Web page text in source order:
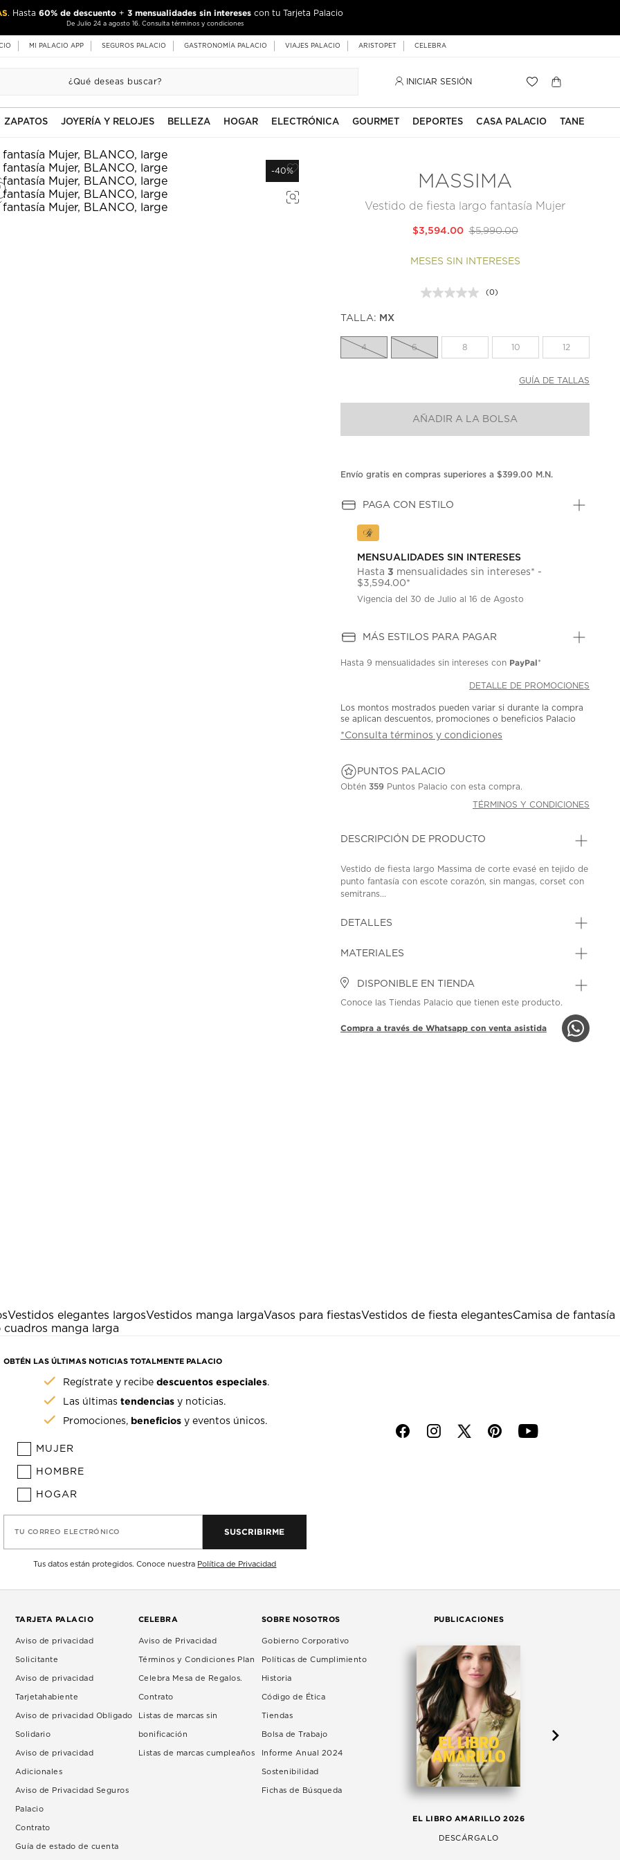
. Hasta 60% de descuento + 3 mensualidades sin intereses con tu Tarjeta Palacio
De Julio 24 a agosto 16. Consulta términos y condiciones
MI PALACIO APP SEGUROS PALACIO GASTRONOMÍA PALACIO VIAJES PALACIO ARISTOPET CELEBRA
INICIAR SESIÓN
ZAPATOS JOYERÍA Y RELOJES BELLEZA HOGAR ELECTRÓNICA GOURMET DEPORTES CASA PALACIO TANE
-40%
MASSIMA
Vestido de fiesta largo fantasía Mujer
$5,990.00
$3,594.00
MESES SIN INTERESES
Sin
misma
(0)
TALLA: MX
4 6 8 10 12
GUÍA DE TALLAS
AÑADIR A LA BOLSA
Envío gratis en compras superiores a $399.00 M.N.
PAGA CON ESTILO
MENSUALIDADES SIN INTERESES
Hasta3 mensualidades sin intereses* -
$3,594.00*
Vigencia del 30 de Julio al 16 de Agosto
MÁS ESTILOS PARA PAGAR
Hasta9 mensualidades sin intereses con PayPal*
DETALLE DE PROMOCIONES
Los montos mostrados pueden variar si durante la compra
se aplican descuentos, promociones o beneficios Palacio
*Consulta términos y condiciones
PUNTOS PALACIO
Obtén359 Puntos Palacio con esta compra.
TÉRMINOS Y CONDICIONES
DESCRIPCIÓN DE PRODUCTO
Vestido de fiesta largo Massima de corte evasé en tejido de
punto fantasía con escote corazón, sin mangas, corset con
semitrans...
DETALLES
MATERIALES
DISPONIBLE EN TIENDA
Conoce las Tiendas Palacio que tienen este producto.
Compra a través de Whatsapp con venta asistida
Vestidos elegantes largosVestidos manga largaVasos para fiestasVestidos de fiesta elegantesCamisa de fantasía
cuadros manga larga
OBTÉN LAS ÚLTIMAS NOTICIAS TOTALMENTE PALACIO
Regístrate y recibedescuentos especiales.
Las últimastendencias y noticias.
Promociones, beneficios y eventos únicos.
MUJER
HOMBRE
HOGAR
TU CORREO ELECTRÓNICO SUSCRIBIRME
Tus datos están protegidos. Conoce nuestra Política de Privacidad
f i p y
TARJETA PALACIO
Aviso de privacidad
Solicitante
Aviso de privacidad
Tarjetahabiente
Aviso de privacidad Obligado
Solidario
Aviso de privacidad
Adicionales
Aviso de Privacidad Seguros
Palacio
Contrato
Guía de estado de cuenta
CELEBRA
Aviso de Privacidad
Términos y Condiciones Plan
Celebra Mesa de Regalos.
Contrato
Listas de marcas sin
bonificación
Listas de marcas cumpleaños
SOBRE NOSOTROS
Gobierno Corporativo
Políticas de Cumplimiento
Historia
Código de Ética
Tiendas
Bolsa de Trabajo
Informe Anual 2024
Sostenibilidad
Fichas de Búsqueda
PUBLICACIONES
EL LIBRO AMARILLO 2026
DESCÁRGALO